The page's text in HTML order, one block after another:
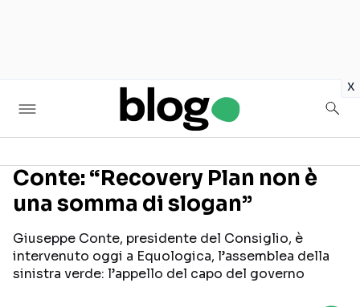
x
Seguici sui social
Conte: “Recovery Plan non è
una somma di slogan”
Giuseppe Conte, presidente del Consiglio, è
intervenuto oggi a Equologica, l’assemblea della
sinistra verde: l’appello del capo del governo